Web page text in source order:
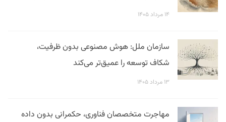
۱۴ مرداد ۱۴۰۵
سازمان ملل: هوش مصنوعی بدون ظرفیت،
شکاف توسعه را عمیق‌تر می‌کند
۱۳ مرداد ۱۴۰۵
مهاجرت متخصصان فناوری، حکمرانی بدون داده